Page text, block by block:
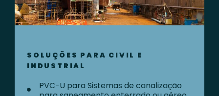
SOLUÇÕES PARA CIVIL E
INDUSTRIAL
PVC-U para Sistemas de canalização